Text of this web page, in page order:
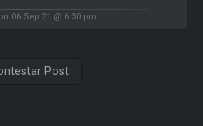
06 Sep 21 @ 6:30 pm
Post